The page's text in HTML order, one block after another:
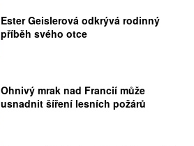
Ester Geislerová odkrývá rodinný
příběh svého otce
Ohnivý mrak nad Francií může
usnadnit šíření lesních požárů